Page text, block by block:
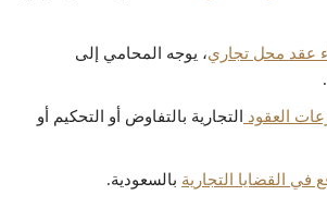
عقد محل تجاري، يوجه المحامي إلى
العقود
التجارية بالتفاوض أو التحكيم أو
في القضايا التجارية بالسعودية.